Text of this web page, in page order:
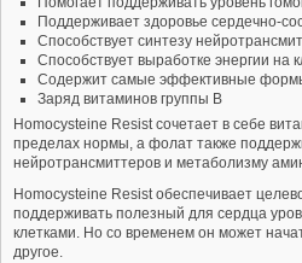
Поддерживает здоровье сердечно-
Способствует синтезу
Способствует выработке энергии на
Содержит самые эффективные
Заряд витаминов группы B
Homocysteine Resist сочетает в себе
пределах нормы, а фолат также
нейротрансмиттеров и метаболизму
Homocysteine Resist обеспечивает
поддерживать полезный для сердца
клетками. Но со временем он может
другое.